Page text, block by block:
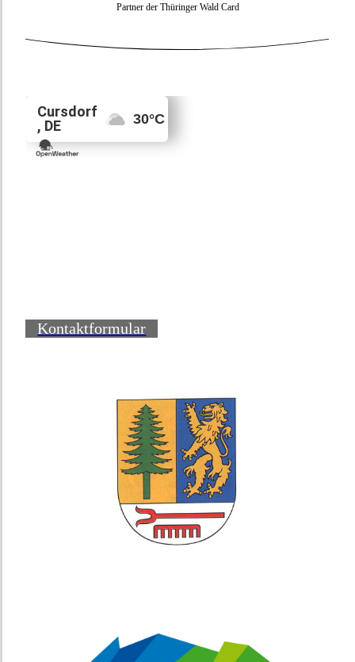
Partner der Thüringer Wald Card
Kontaktformular